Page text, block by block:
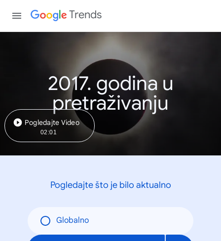
Trends
2017. godina u
pretraživanju
Pogledajte Video
02:01
Pogledajte što je bilo aktualno
Globalno